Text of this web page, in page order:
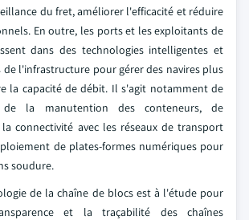
du fret, améliorer l'efficacité et réduire
En outre, les ports et les exploitants de
dans des technologies intelligentes et
l'infrastructure pour gérer des navires plus
la capacité de débit. Il s'agit notamment de
de la manutention des conteneurs, de
connectivité avec les réseaux de transport
de plates-formes numériques pour
soudure.
de la chaîne de blocs est à l'étude pour
et la traçabilité des chaînes